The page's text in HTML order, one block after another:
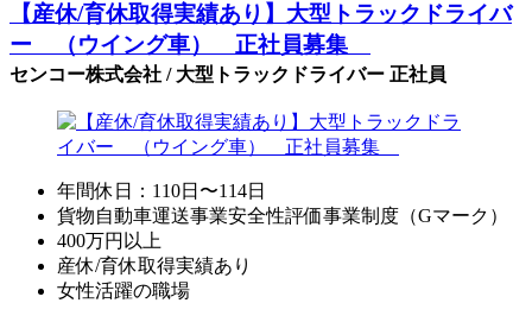
【産休/育休取得実績あり】大型トラックドライバ
ー （ウイング車） 正社員募集
センコー株式会社 / 大型トラックドライバー 正社員
年間休日：110日〜114日
貨物自動車運送事業安全性評価事業制度（Gマーク）
400万円以上
産休/育休取得実績あり
女性活躍の職場